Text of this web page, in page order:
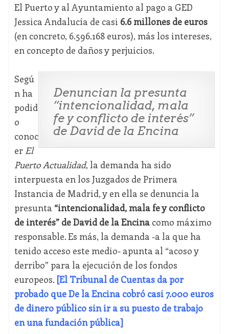
El Puerto y al Ayuntamiento al pago a GED
Jessica Andalucía de casi 6.6 millones de euros
(en concreto, 6.596.168 euros), más los intereses,
en concepto de daños y perjuicios.
Denuncian la presunta
“intencionalidad, mala
fe y conflicto de interés”
de David de la Encina
Segú
n ha
podid
o
conoc
er El
Puerto Actualidad, la demanda ha sido
interpuesta en los Juzgados de Primera
Instancia de Madrid, y en ella se denuncia la
presunta “intencionalidad, mala fe y conflicto
de interés” de David de la Encinacomo máximo
responsable. Es más, la demanda -a la que ha
tenido acceso este medio- apunta al “acoso y
derribo” para la ejecución de los fondos
europeos. [El Tribunal de Cuentas da por
probado que De la Encina cobró casi 7.000 euros
de dinero público sin ir a su puesto de trabajo
en una fundación pública]